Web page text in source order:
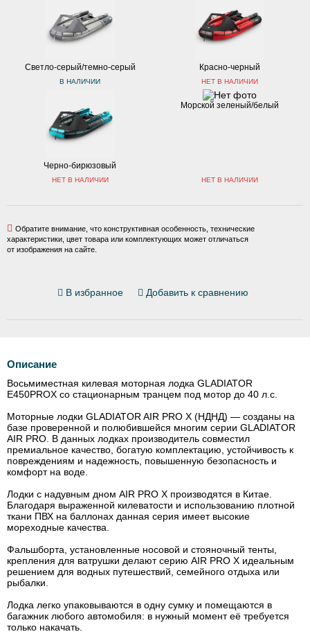
В избранное Добавить к сравнению
Светло-серый/темно-серый
В НАЛИЧИИ
Красно-черный
НЕТ В НАЛИЧИИ
Черно-бирюзовый
НЕТ В НАЛИЧИИ
Морской зеленый/белый
НЕТ В НАЛИЧИИ
Обратите внимание, что конструктивная особенность, технические
характеристики, цвет товара или комплектующих может отличаться
от изображения на сайте.
Описание
Восьмиместная килевая моторная лодка GLADIATOR
E450PROX со стационарным транцем под мотор до 40 л.с.
Моторные лодки GLADIATOR AIR PRO X (НДНД) — созданы на
базе проверенной и полюбившейся многим серии GLADIATOR
AIR PRO. В данных лодках производитель совместил
премиальное качество, богатую комплектацию, устойчивость к
повреждениям и надежность, повышенную безопасность и
комфорт на воде.
Лодки с надувным дном AIR PRO X производятся в Китае.
Благодаря выраженной килеватости и использованию плотной
ткани ПВХ на баллонах данная серия имеет высокие
мореходные качества.
Фальшборта, установленные носовой и стояночный тенты,
крепления для ватрушки делают серию AIR PRO X идеальным
решением для водных путешествий, семейного отдыха или
рыбалки.
Лодка легко упаковываются в одну сумку и помещаются в
багажник любого автомобиля: в нужный момент её требуется
только накачать.